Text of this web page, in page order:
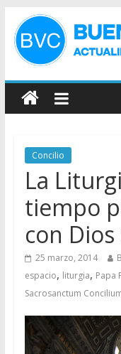
Concilio
La
tiempo
con
25 marzo, 2014
espacio, liturgia, Papa
Sacrosanctum